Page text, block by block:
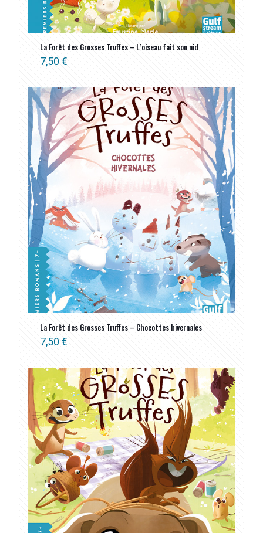
La Forêt des Grosses Truffes – L’oiseau fait son nid
7,50 €
La Forêt des Grosses Truffes – Chocottes hivernales
7,50 €